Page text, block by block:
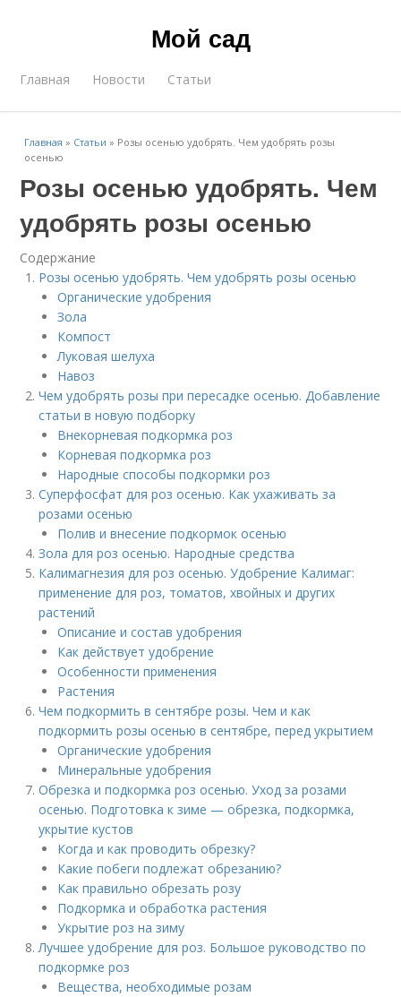
Мой сад
Главная Новости Статьи
Главная » Статьи » Розы осенью удобрять. Чем удобрять розы
осенью
Розы осенью удобрять. Чем
удобрять розы осенью
Содержание
Розы осенью удобрять. Чем удобрять розы осенью
Органические удобрения
Зола
Компост
Луковая шелуха
Навоз
Чем удобрять розы при пересадке осенью. Добавление
статьи в новую подборку
Внекорневая подкормка роз
Корневая подкормка роз
Народные способы подкормки роз
Суперфосфат для роз осенью. Как ухаживать за
розами осенью
Полив и внесение подкормок осенью
Зола для роз осенью. Народные средства
Калимагнезия для роз осенью. Удобрение Калимаг:
применение для роз, томатов, хвойных и других
растений
Описание и состав удобрения
Как действует удобрение
Особенности применения
Растения
Чем подкормить в сентябре розы. Чем и как
подкормить розы осенью в сентябре, перед укрытием
Органические удобрения
Минеральные удобрения
Обрезка и подкормка роз осенью. Уход за розами
осенью. Подготовка к зиме — обрезка, подкормка,
укрытие кустов
Когда и как проводить обрезку?
Какие побеги подлежат обрезанию?
Как правильно обрезать розу
Подкормка и обработка растения
Укрытие роз на зиму
Лучшее удобрение для роз. Большое руководство по
подкормке роз
Вещества, необходимые розам